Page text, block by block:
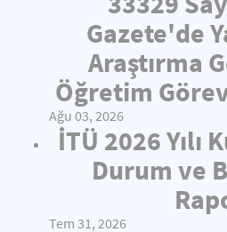
Gazete'de
Araştırma
Öğretim
Ağu 03, 2026
İTÜ 2026 Yılı
Durum ve
Tem 31, 2026